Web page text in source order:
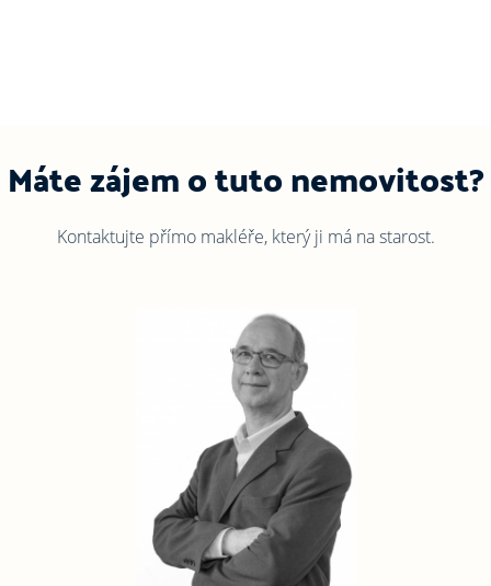
Máte zájem o tuto nemovitost?
Kontaktujte přímo makléře, který ji má na starost.